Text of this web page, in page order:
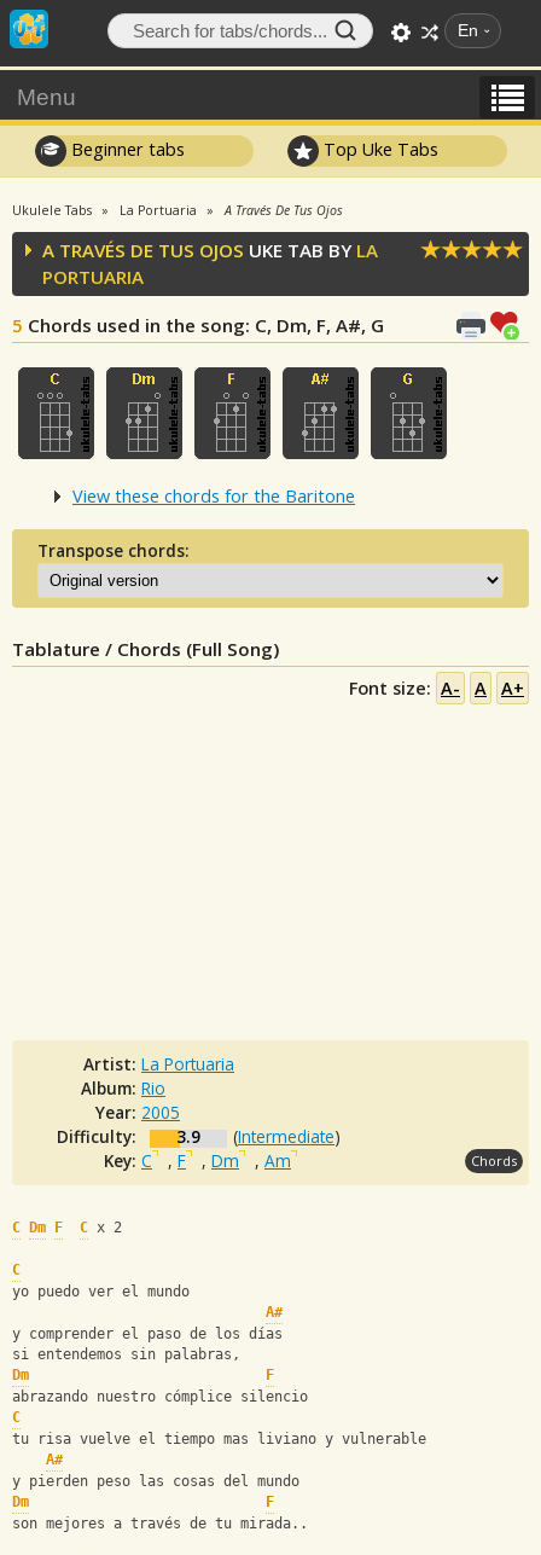
En
Menu
Beginner tabs Top Uke Tabs
Ukulele Tabs La Portuaria A Través De Tus Ojos
A TRAVÉS DE TUS OJOS UKE TAB BY LA
PORTUARIA
5 Chords used in the song: C, Dm, F, A#, G
View these chords for the Baritone
Transpose chords:
Tablature / Chords (Full Song)
Font size: A- A A+
Artist: La Portuaria
Album: Rio
Year: 2005
Difficulty:
3.9 (Intermediate)
Key: C , F , Dm , Am Chords
C Dm F C x 2
C
yo puedo ver el mundo
A#
y comprender el paso de los días
si entendemos sin palabras,
Dm
F
abrazando nuestro cómplice silencio
C
tu risa vuelve el tiempo mas liviano y vulnerable
A#
y pierden peso las cosas del mundo
Dm
F
son mejores a través de tu mirada..